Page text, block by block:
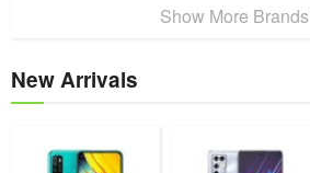
Show More Brands
New Arrivals